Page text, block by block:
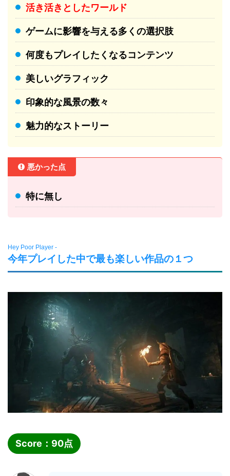
活き活きとしたワールド
ゲームに影響を与える多くの選択肢
何度もプレイしたくなるコンテンツ
美しいグラフィック
印象的な風景の数々
魅力的なストーリー
悪かった点
特に無し
Hey Poor Player -
今年プレイした中で最も楽しい作品の１つ
Score： 90点